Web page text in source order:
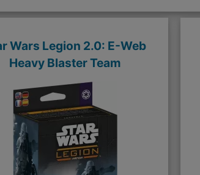
Wars Legion 2.0: E-Web
Heavy Blaster Team